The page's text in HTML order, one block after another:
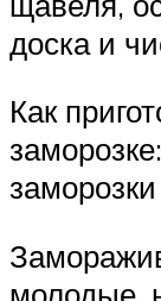
доска и
Как